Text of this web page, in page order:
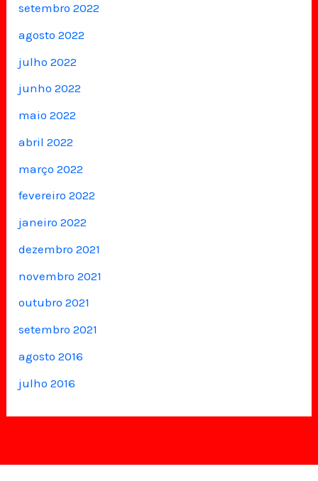
setembro 2022
agosto 2022
julho 2022
junho 2022
maio 2022
abril 2022
março 2022
fevereiro 2022
janeiro 2022
dezembro 2021
novembro 2021
outubro 2021
setembro 2021
agosto 2016
julho 2016